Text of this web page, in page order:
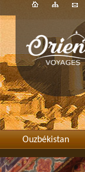
Ouzbékistan